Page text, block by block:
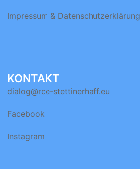
Impressum & Datenschutzerklärung
KONTAKT
dialog@rce-stettinerhaff.eu
Facebook
Instagram